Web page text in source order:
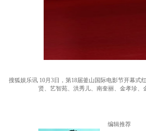
搜狐娱乐讯 10月3日，第18届釜山国际电影节开幕
贤、艺智苑、洪秀儿、南奎丽、金孝珍
编辑推荐